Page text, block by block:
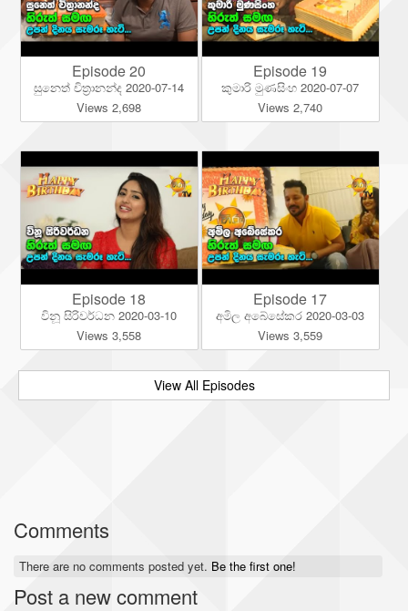
Episode 20
සුනෙත් චිත්‍රානන්ද 2020-07-14
Views 2,698
Episode 19
කුමාරි මුණසිංහ 2020-07-07
Views 2,740
Episode 18
විනූ සිරිවර්ධන 2020-03-10
Views 3,558
Episode 17
අමිල අබේසේකර 2020-03-03
Views 3,559
View All Episodes
Comments
There are no comments posted yet. Be the first one!
Post a new comment